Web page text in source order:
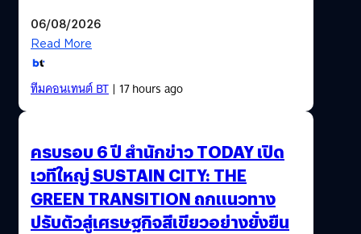
06/08/2026
Read More
ทีมคอนเทนต์ BT| 17 hours ago
ครบรอบ 6 ปี สำนักข่าว TODAY เปิด
เวทีใหญ่ SUSTAIN CITY: THE
GREEN TRANSITION ถกแนวทาง
ปรับตัวสู่เศรษฐกิจสีเขียวอย่างยั่งยืน